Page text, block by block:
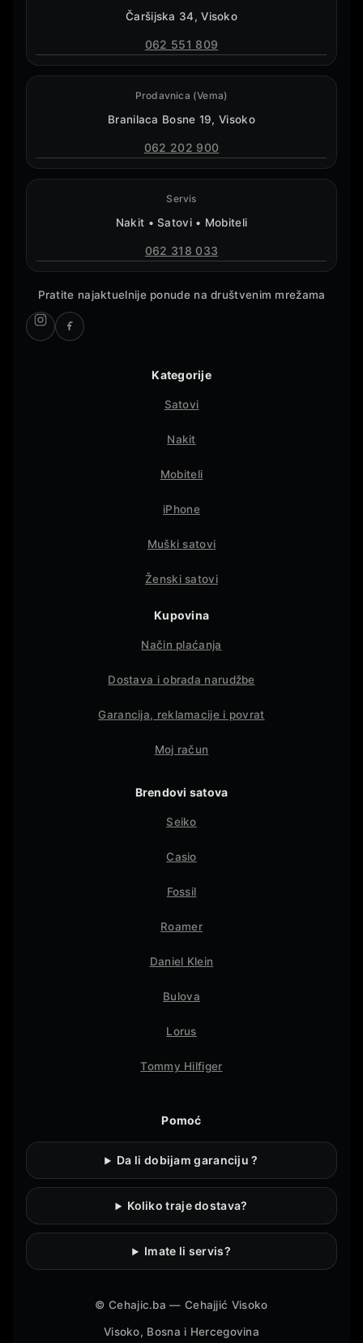
Čaršijska 34, Visoko
062 551 809
Prodavnica (Vema)
Branilaca Bosne 19, Visoko
062 202 900
Servis
Nakit • Satovi • Mobiteli
062 318 033
Pratite najaktuelnije ponude na društvenim mrežama
Kategorije
Satovi
Nakit
Mobiteli
iPhone
Muški satovi
Ženski satovi
Kupovina
Način plaćanja
Dostava i obrada narudžbe
Garancija, reklamacije i povrat
Moj račun
Brendovi satova
Seiko
Casio
Fossil
Roamer
Daniel Klein
Bulova
Lorus
Tommy Hilfiger
Pomoć
Da li dobijam garanciju ?
Koliko traje dostava?
Imate li servis?
©Cehajic.ba — Cehajjić Visoko
Visoko, Bosna i Hercegovina